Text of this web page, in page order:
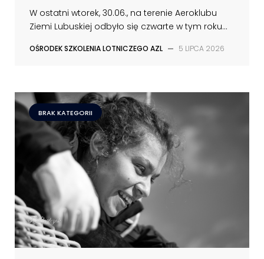
W ostatni wtorek, 30.06., na terenie Aeroklubu
Ziemi Lubuskiej odbyło się czwarte w tym roku...
OŚRODEK SZKOLENIA LOTNICZEGO AZL — 5 LIPCA 2026
BRAK KATEGORII